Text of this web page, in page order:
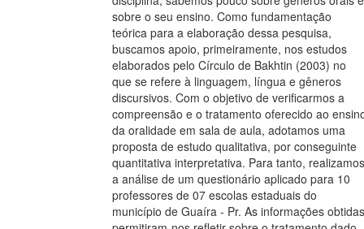
sobre o seu ensino. Como fundamentação
teórica para a elaboração dessa pesquisa,
buscamos apoio, primeiramente, nos estudos
elaborados pelo Círculo de Bakhtin (2003) no
que se refere à linguagem, língua e gêneros
discursivos. Com o objetivo de verificarmos a
compreensão e o tratamento oferecido ao
da oralidade em sala de aula, adotamos uma
proposta de estudo qualitativa, por conseguinte
quantitativa interpretativa. Para tanto, realizamos
a análise de um questionário aplicado para 10
professores de 07 escolas estaduais do
município de Guaíra - Pr. As informações obtidas